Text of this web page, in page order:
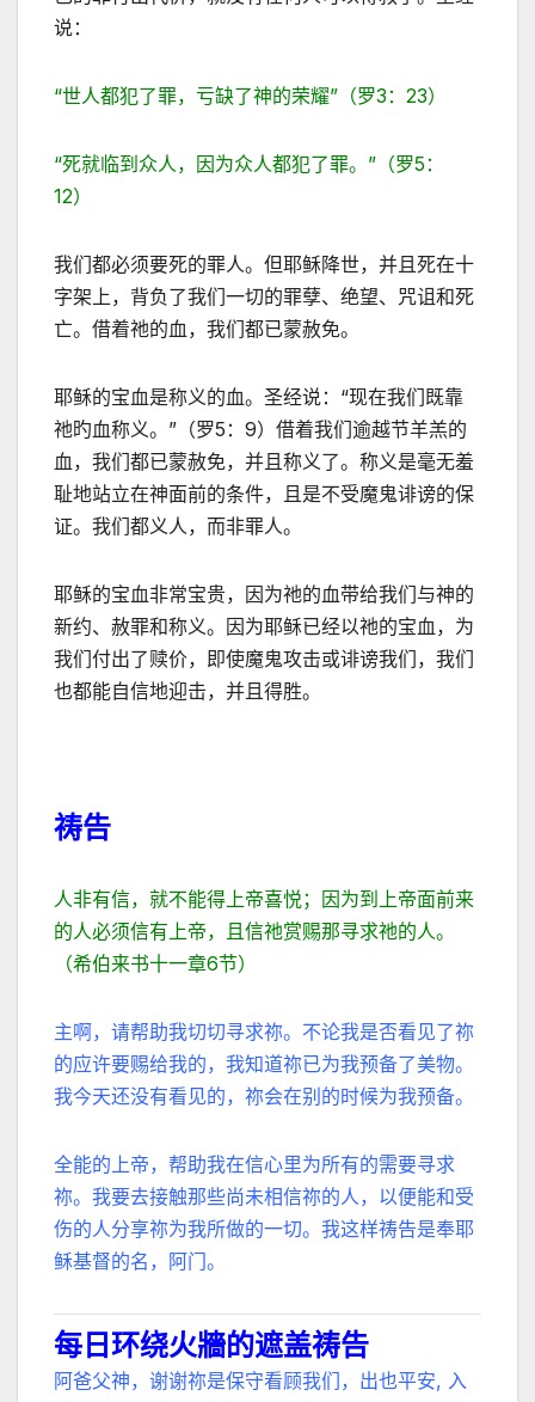
说：
“世人都犯了罪，亏缺了神的荣耀”（罗3：23）
“死就临到众人，因为众人都犯了罪。”（罗5：
12）
我们都必须要死的罪人。但耶稣降世，并且死在十
字架上，背负了我们一切的罪孽、绝望、咒诅和死
亡。借着祂的血，我们都已蒙赦免。
耶稣的宝血是称义的血。圣经说：“现在我们既靠
祂旳血称义。”（罗5：9）借着我们逾越节羊羔的
血，我们都已蒙赦免，并且称义了。称义是毫无羞
耻地站立在神面前的条件，且是不受魔鬼诽谤的保
证。我们都义人，而非罪人。
耶稣的宝血非常宝贵，因为祂的血带给我们与神的
新约、赦罪和称义。因为耶稣已经以祂的宝血，为
我们付出了赎价，即使魔鬼攻击或诽谤我们，我们
也都能自信地迎击，并且得胜。
祷告
人非有信，就不能得上帝喜悦；因为到上帝面前来
的人必须信有上帝，且信祂赏赐那寻求祂的人。
（希伯来书十一章6节）
主啊，请帮助我切切寻求祢。不论我是否看见了祢
的应许要赐给我的，我知道祢已为我预备了美物。
我今天还没有看见的，祢会在别的时候为我预备。
全能的上帝，帮助我在信心里为所有的需要寻求
祢。我要去接触那些尚未相信祢的人，以便能和受
伤的人分享祢为我所做的一切。我这样祷告是奉耶
稣基督的名，阿门。
每日环绕火牆的遮盖祷告
阿爸父神，谢谢祢是保守看顾我们，出也平安, 入